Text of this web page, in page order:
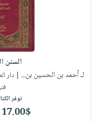
السنن
لـ أحمد بن الحسين بن... | دار
توفر
17.00$